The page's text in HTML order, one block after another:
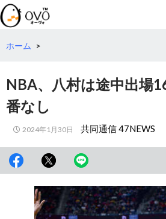
検
索
コ
テ
動
ホーム >
NBA、八村は途中出場
番なし
2024年1月30日 共同通信 47NEWS